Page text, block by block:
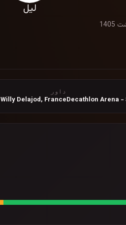
لیل
27 اردیبهشت 1405
Decathlon Arena
داور
Willy Delajod, France